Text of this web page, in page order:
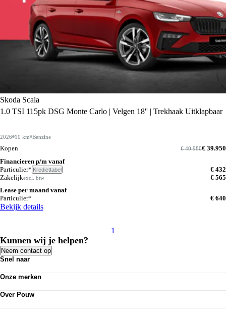
Skoda Scala
1.0 TSI 115pk DSG Monte Carlo | Velgen 18'' | Trekhaak Uitklapbaar
2026 10 km Benzine
Kopen € 39.950
€ 40.980
Financieren p/m vanaf
Particulier* Krediettabel
€ 432
Zakelijkexcl. btw
€ 565
Lease per maand vanaf
Particulier*
€ 640
Bekijk details
1
Kunnen wij je helpen?
Neem contact op
Snel naar
Bedrijfswagens
Acties
Vestigingen
Onze merken
Audi
Over Pouw